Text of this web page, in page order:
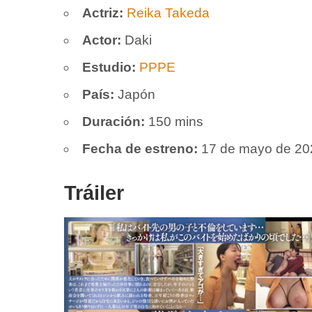
Actriz: Reika Takeda
Actor: Daki
Estudio: PPPE
País: Japón
Duración: 150 mins
Fecha de estreno: 17 de mayo de
Tráiler